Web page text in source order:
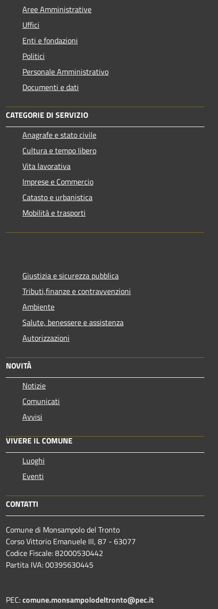
Aree Amministrative
Uffici
Enti e fondazioni
Politici
Personale Amministrativo
Documenti e dati
CATEGORIE DI SERVIZIO
Anagrafe e stato civile
Cultura e tempo libero
Vita lavorativa
Imprese e Commercio
Catasto e urbanistica
Mobilità e trasporti
Giustizia e sicurezza pubblica
Tributi,finanze e contravvenzioni
Ambiente
Salute, benessere e assistenza
Autorizzazioni
NOVITÀ
Notizie
Comunicati
Avvisi
VIVERE IL COMUNE
Luoghi
Eventi
CONTATTI
Comune di Monsampolo del Tronto
Corso Vittorio Emanuele III, 87 - 63077
Codice Fiscale: 82000530442
Partita IVA: 00395630445
PEC:comune.monsampolodeltronto@pec.it